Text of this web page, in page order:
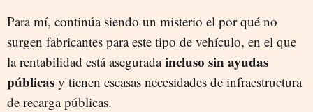
Para mí, continúa siendo un misterio el por qué no
surgen fabricantes para este tipo de vehículo, en el que
la rentabilidad está aseguradaincluso sin ayudas
públicas y tienen escasas necesidades de infraestructura
de recarga públicas.